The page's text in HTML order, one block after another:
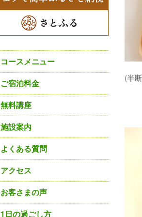
(半
コースメニュー
ご宿泊料金
無料講座
施設案内
よくある質問
アクセス
お客さまの声
1日の過ごし方